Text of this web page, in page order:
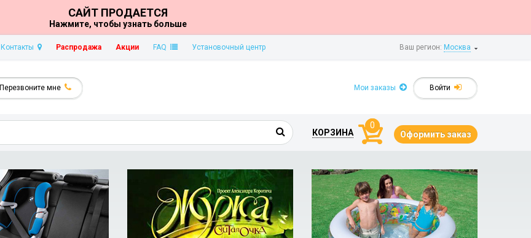
САЙТ ПРОДАЕТСЯ
Нажмите, чтобы узнать больше
Ваш регион: Москва
Контакты Распродажа Акции FAQ Установочный центр
Перезвоните мне Войти
Мои заказы
КОРЗИНА
0
Оформить заказ